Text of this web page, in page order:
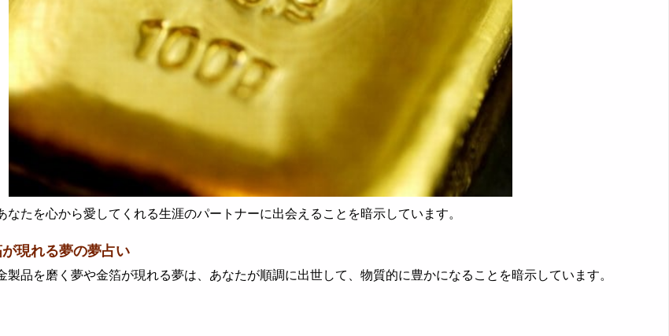
たを心から愛してくれる生涯のパートナーに出会えることを暗示しています。
現れる夢の夢占い
品を磨く夢や金箔が現れる夢は、あなたが順調に出世して、物質的に豊かになることを暗示しています。